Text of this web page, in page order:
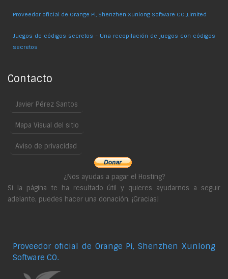
Proveedor oficial de Orange Pi, Shenzhen Xunlong Software CO.,Limited
Juegos de códigos secretos - Una recopilación de juegos con códigos
secretos
Contacto
Javier Pérez Santos
Mapa Visual del sitio
Aviso de privacidad
¿Nos ayudas a pagar el Hosting?
Si la página te ha resultado útil y quieres ayudarnos a seguir
adelante, puedes hacer una donación. ¡Gracias!
Proveedor oficial de Orange Pi, Shenzhen Xunlong
Software CO.